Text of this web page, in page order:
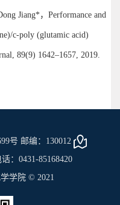
Jiang*，Performance and
c-poly (glutamic acid)
89(9) 1642–1657, 2019.
号 邮编：130012
：0431-85168420
学院 © 2021